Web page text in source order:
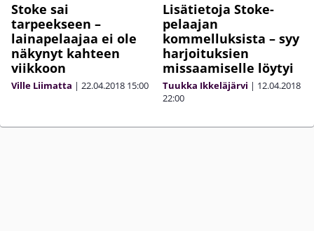
Stoke sai
tarpeekseen –
lainapelaajaa ei ole
näkynyt kahteen
viikkoon
Ville Liimatta | 22.04.2018 15:00
Lisätietoja Stoke-
pelaajan
kommelluksista – syy
harjoituksien
missaamiselle löytyi
Tuukka Ikkeläjärvi | 12.04.2018
22:00